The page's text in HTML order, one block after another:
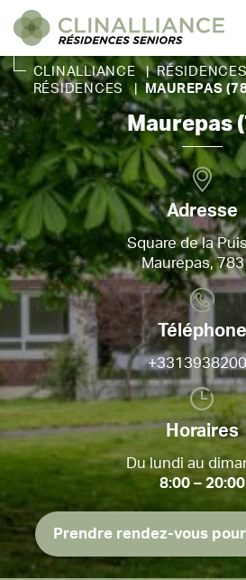
CLINALLIANCE |
RÉSIDENCES
| MAUREPAS
Maurepas
Adresse
Square de la
Maurepas,
Téléphone
Horaires
Du lundi au
8:00 – 20:00
Prendre rendez-vous